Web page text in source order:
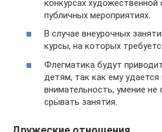
конкурсах художественной
публичных мероприятиях.
В случае внеурочных
курсы, на которых
Флегматика будут
детям, так как ему удается
внимательность, умение не
срывать занятия.